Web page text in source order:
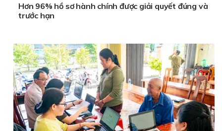
Hơn 96% hồ sơ hành chính được giải quyết đúng và
trước hạn